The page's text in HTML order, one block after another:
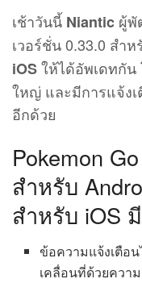
เช้าวันนี้ Niantic ผู้พั
เวอร์ชั่น 0.33.0 สำห
iOSให้ได้อัพเดทกัน
ใหญ่ และมีการแจ้ง
อีกด้วย
Pokemon
สำหรับ
สำหรับ iOS
ข้อความแจ้งเตือ
เคลื่อนที่ด้วยควา